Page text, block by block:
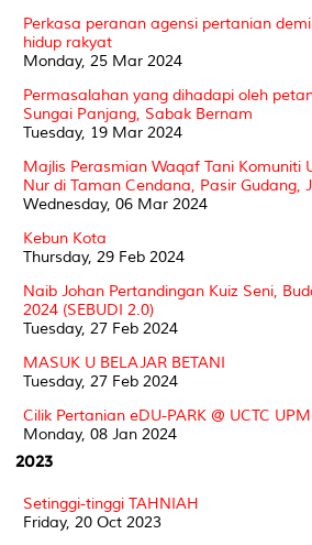
Perkasa peranan agensi pertanian
hidup rakyat
Monday, 25 Mar 2024
Permasalahan yang dihadapi oleh
Sungai Panjang, Sabak Bernam
Tuesday, 19 Mar 2024
Majlis Perasmian Waqaf Tani Komuniti
Nur di Taman Cendana, Pasir Gudang,
Wednesday, 06 Mar 2024
Kebun Kota
Thursday, 29 Feb 2024
Naib Johan Pertandingan Kuiz Seni,
2024 (SEBUDI 2.0)
Tuesday, 27 Feb 2024
MASUK U BELAJAR BETANI
Tuesday, 27 Feb 2024
Cilik Pertanian eDU-PARK @ UCTC UPM
Monday, 08 Jan 2024
2023
Setinggi-tinggi TAHNIAH
Friday, 20 Oct 2023